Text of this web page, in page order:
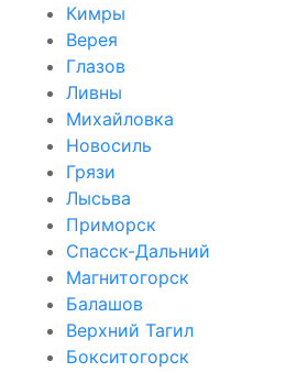
Кимры
Верея
Глазов
Ливны
Михайловка
Новосиль
Грязи
Лысьва
Приморск
Спасск-Дальний
Магнитогорск
Балашов
Верхний Тагил
Бокситогорск